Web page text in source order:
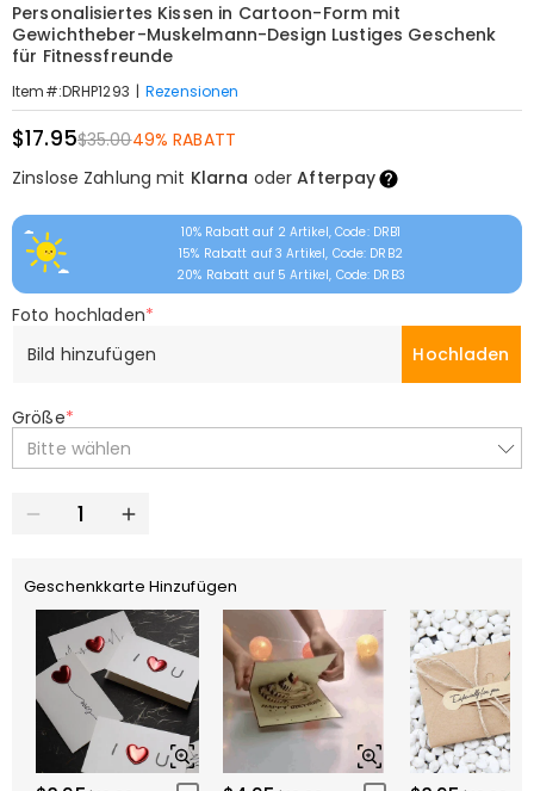
Personalisiertes Kissen in Cartoon-Form mit
Gewichtheber-Muskelmann-Design Lustiges Geschenk
für Fitnessfreunde
Item#:DRHP1293 | Rezensionen
$17.95$35.0049% RABATT
Zinslose Zahlung mit Klarna oderAfterpay
10% Rabatt auf 2 Artikel, Code: DRB1
15% Rabatt auf 3 Artikel, Code: DRB2
20% Rabatt auf 5 Artikel, Code: DRB3
Foto hochladen*
Bild hinzufügen
Hochladen
Größe*
Bitte wählen
Geschenkkarte Hinzufügen